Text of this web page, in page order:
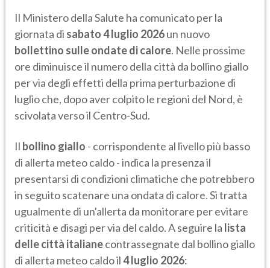
Il Ministero della Salute ha comunicato per la
giornata di sabato 4 luglio 2026un nuovo
bollettino sulle ondate di calore. Nelle prossime
ore diminuisce il numero della città da bollino giallo
per via degli effetti della prima perturbazione di
luglio che, dopo aver colpito le regioni del Nord, è
scivolata verso il Centro-Sud.
Il bollino giallo - corrispondente al livello più basso
di allerta meteo caldo - indica la presenza il
presentarsi di condizioni climatiche che potrebbero
in seguito scatenare una ondata di calore. Si tratta
ugualmente di un'allerta da monitorare per evitare
criticità e disagi per via del caldo. A seguire la lista
delle città italianecontrassegnate dal bollino giallo
di allerta meteo caldo il4 luglio 2026: